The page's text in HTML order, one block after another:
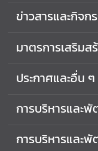
า
ป้
กั
ก
ร
ข่าวสารและกิจก
มาตรการเสริมส
ประกาศและอื่น ๆ
การบริหารและ
การบริหารและ